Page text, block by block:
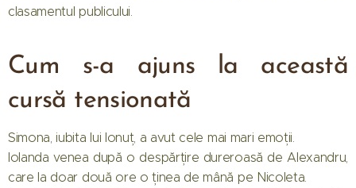
clasamentul publicului.
Cum s-a ajuns la această
cursă tensionată
Simona, iubita lui Ionuț, a avut cele mai mari emoții.
Iolanda venea după o despărțire dureroasă de Alexandru,
care la doar două ore o ținea de mână pe Nicoleta.